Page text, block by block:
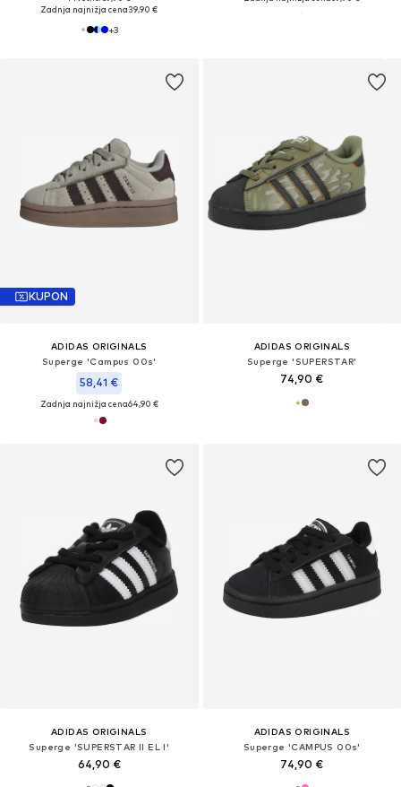
Zadnja najnižja cena39,90 €
+3
KUPON
ADIDAS ORIGINALS
Superge 'Campus 00s'
58,41 €
Zadnja najnižja cena64,90 €
ADIDAS ORIGINALS
Superge 'SUPERSTAR'
74,90 €
ADIDAS ORIGINALS
Superge 'SUPERSTAR II EL I'
64,90 €
ADIDAS ORIGINALS
Superge 'CAMPUS 00s'
74,90 €